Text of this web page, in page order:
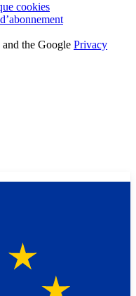
cookies
the Google Privacy